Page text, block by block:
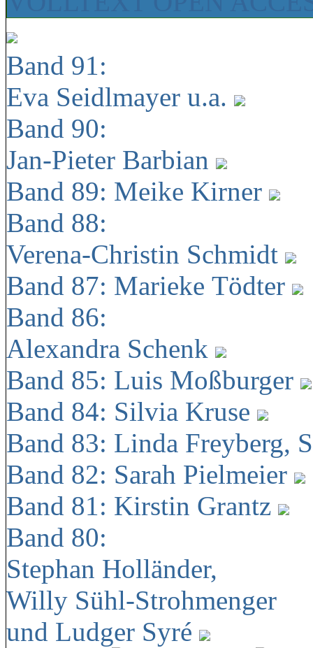
Band 91:
Eva Seidlmayer u.a.
Band 90:
Jan-Pieter Barbian
Band 89: Meike Kirner
Band 88:
Verena-Christin Schmidt
Band 87: Marieke Tödter
Band 86:
Alexandra Schenk
Band 85: Luis Moßburger
Band 84: Silvia Kruse
Band 83: Linda Freyberg,
Band 82: Sarah Pielmeier
Band 81: Kirstin Grantz
Band 80:
Stephan Holländer,
Willy Sühl-Strohmenger
und Ludger Syré